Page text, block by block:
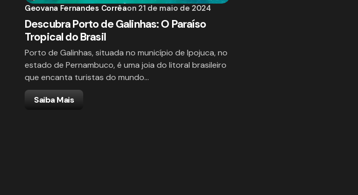
Geovana Fernandes Corrêaon 21 de maio de 2024
Descubra Porto de Galinhas: O Paraíso
Tropical do Brasil
Porto de Galinhas, situada no município de Ipojuca, no
estado de Pernambuco, é uma joia do litoral brasileiro
que encanta turistas do mundo…
Saiba Mais